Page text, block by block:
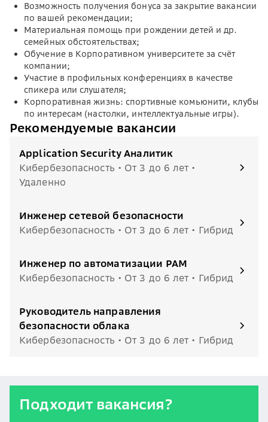
Возможность получения бонуса за закрытие вакансии
по вашей рекомендации;
Материальная помощь при рождении детей и др.
семейных обстоятельствах;
Обучение в Корпоративном университете за счёт
компании;
Участие в профильных конференциях в качестве
спикера или слушателя;
Корпоративная жизнь: спортивные комьюнити, клубы
по интересам (настолки, интеллектуальные игры).
Рекомендуемые вакансии
Application Security Аналитик
Кибербезопасность • От 3 до 6 лет •
Удаленно
Инженер сетевой безопасности
Кибербезопасность • От 3 до 6 лет • Гибрид
Инженер по автоматизации PAM
Кибербезопасность • От 3 до 6 лет • Гибрид
Руководитель направления
безопасности облака
Кибербезопасность • От 3 до 6 лет • Гибрид
Подходит вакансия?